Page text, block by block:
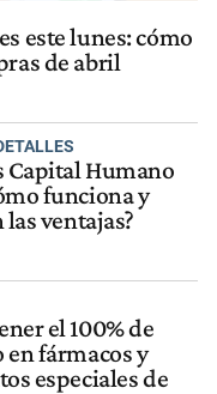
este lunes: cómo
de abril
Capital Humano
funciona y
las ventajas?
el 100% de
en fármacos y
especiales de